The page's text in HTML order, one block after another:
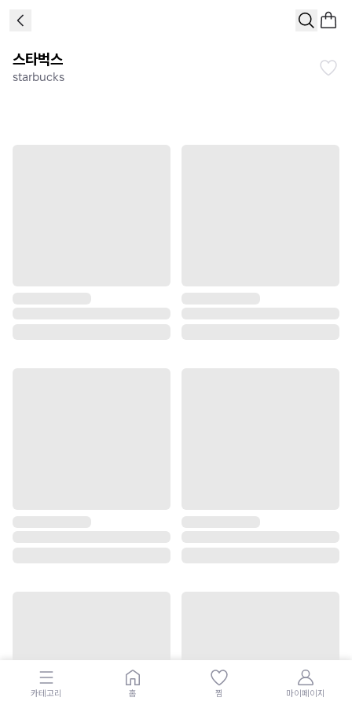
스타벅스
starbucks
카테고리 홈 찜 마이페이지